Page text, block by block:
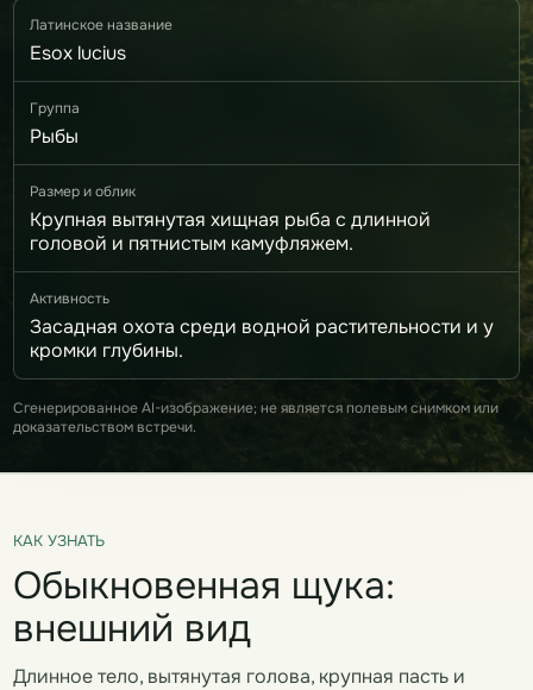
Латинское название
Esox lucius
Группа
Рыбы
Размер и облик
Крупная вытянутая хищная рыба с длинной
головой и пятнистым камуфляжем.
Активность
Засадная охота среди водной растительности и у
кромки глубины.
Сгенерированное AI-изображение; не является полевым снимком или
доказательством встречи.
КАК УЗНАТЬ
Обыкновенная щука:
внешний вид
Длинное тело, вытянутая голова, крупная пасть и